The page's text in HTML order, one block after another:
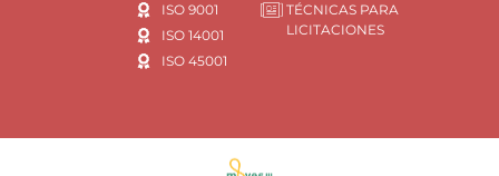
ISO 9001
ISO 14001
ISO 45001
TÉCNICAS PARA
LICITACIONES